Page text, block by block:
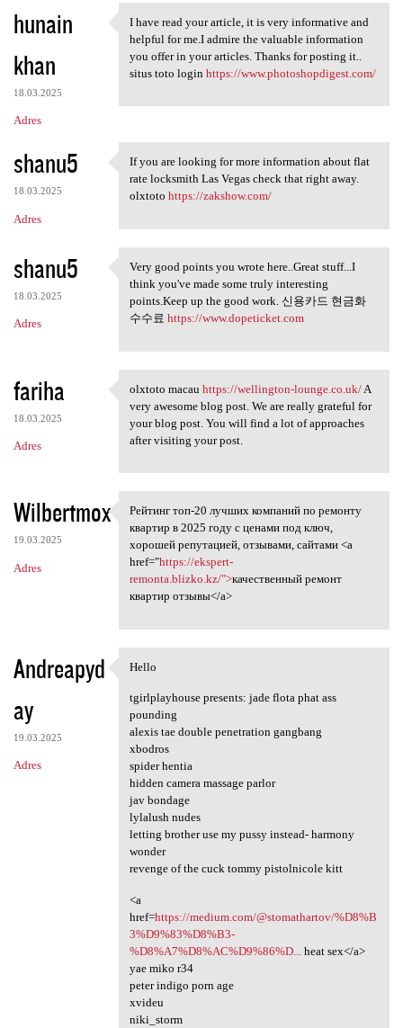
hunain
khan
18.03.2025
Adres
I have read your article, it
I have read your article, it is very informative and
helpful for me.I admire the valuable information
you offer in your articles. Thanks for posting it..
situs toto login https://www.photoshopdigest.com/
shanu5
18.03.2025
Adres
If you are looking for more
If you are looking for more information about flat
rate locksmith Las Vegas check that right away.
olxtoto https://zakshow.com/
shanu5
18.03.2025
Adres
Very good points you wrote
Very good points you wrote here..Great stuff...I
think you've made some truly interesting
points.Keep up the good work. 신용카드 현금화
수수료 https://www.dopeticket.com
fariha
18.03.2025
Adres
olxtoto macau https:/
olxtoto macau https://wellington-lounge.co.uk/A
very awesome blog post. We are really grateful for
your blog post. You will find a lot of approaches
after visiting your post.
Wilbertmox
19.03.2025
Adres
Рейтинг топ-20 лучших
Рейтинг топ-20 лучших компаний по ремонту
квартир в 2025 году с ценами под ключ,
хорошей репутацией, отзывами, сайтами <a
href="https://ekspert-
remonta.blizko.kz/">качественный ремонт
квартир отзывы</a>
Andreapyd
ay
19.03.2025
Adres
Hello
Hello
tgirlplayhouse presents: jade flota phat ass
pounding
alexis tae double penetration gangbang
xbodros
spider hentia
hidden camera massage parlor
jav bondage
lylalush nudes
letting brother use my pussy instead- harmony
wonder
revenge of the cuck tommy pistolnicole kitt
<a
href=https://medium.com/@stomathartov/%D8%B
3%D9%83%D8%B3-
%D8%A7%D8%AC%D9%86%D...heat sex</a>
yae miko r34
peter indigo porn age
xvideu
niki_storm